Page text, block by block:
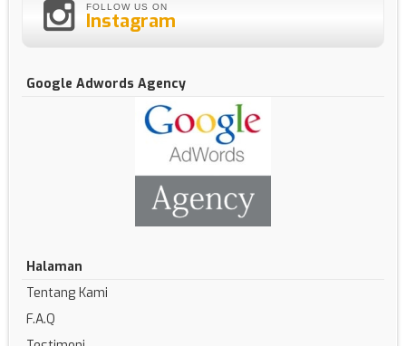
FOLLOW US ON
Instagram
Google Adwords Agency
Halaman
Tentang Kami
F.A.Q